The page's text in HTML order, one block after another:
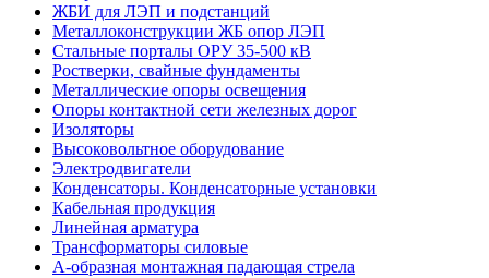
ЖБИ для ЛЭП и подстанций
Металлоконструкции ЖБ опор ЛЭП
Стальные порталы ОРУ 35-500 кВ
Ростверки, свайные фундаменты
Металлические опоры освещения
Опоры контактной сети железных дорог
Изоляторы
Высоковольтное оборудование
Электродвигатели
Конденсаторы. Конденсаторные установки
Кабельная продукция
Линейная арматура
Трансформаторы силовые
А-образная монтажная падающая стрела